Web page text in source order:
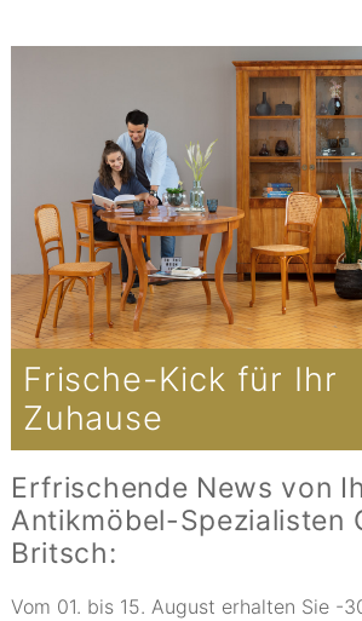
Frische-Kick für Ihr
Zuhause
Erfrischende News von
Antikmöbel-Spezialisten
Britsch:
Vom 01. bis 15. August erhalten Sie -